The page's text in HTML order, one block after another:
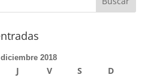
diciembre 2018
J V S
D